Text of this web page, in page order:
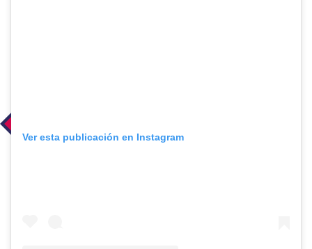
Ver esta publicación en Instagram